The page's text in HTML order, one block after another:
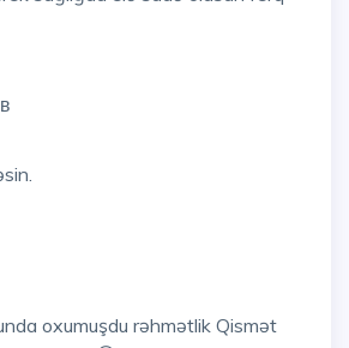
oxumuşdu rəhmətlik Qismət